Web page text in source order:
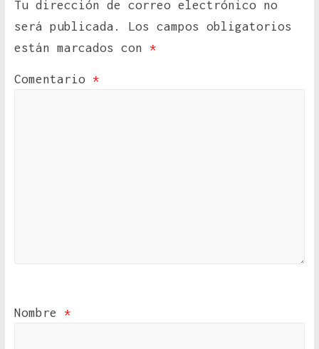
Tu dirección de correo electrónico no
será publicada.
Los campos obligatorios
están marcados con *
Comentario *
Nombre *